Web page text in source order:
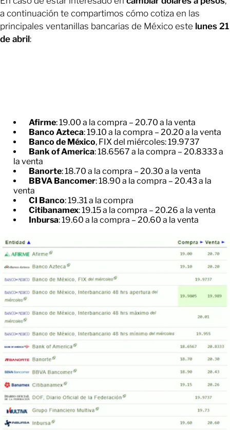
a continuación te compartimos cómo cotiza en las
principales ventanillas bancarias de México este lunes 21
de abril:
Afirme: 19.00 a la compra – 20.70 a la venta
Banco Azteca: 19.10 a la compra – 20.20 a la venta
Banco de México, FIX del miércoles: 19.9737
Bank of America: 18.6567 a la compra – 20.8333 a
la venta
Banorte: 18.70 a la compra – 20.30 a la venta
BBVA Bancomer: 18.90 a la compra – 20.43 a la
venta
CI Banco: 19.31 a la compra
Citibanamex: 19.15 a la compra – 20.26 a la venta
Inbursa: 19.60 a la compra – 20.60 a la venta